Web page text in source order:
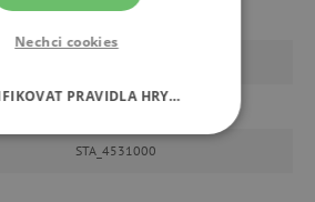
předškoláci, od 6 let
4006381398923
STA_4531000
Nechci cookies
PRAVIDLA HRY…
NUTNÉ COOKIES